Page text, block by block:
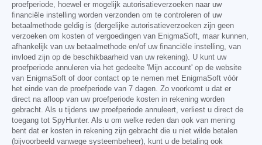
proefperiode, hoewel er mogelijk autorisatieverzoeken naar uw
financiële instelling worden verzonden om te controleren of uw
betaalmethode geldig is (dergelijke autorisatieverzoeken zijn geen
verzoeken om kosten of vergoedingen van EnigmaSoft, maar kunnen,
afhankelijk van uw betaalmethode en/of uw financiële instelling, van
invloed zijn op de beschikbaarheid van uw rekening). U kunt uw
proefperiode annuleren via het gedeelte 'Mijn account' op de website
van EnigmaSoft of door contact op te nemen met EnigmaSoft vóór
het einde van de proefperiode van 7 dagen. Zo voorkomt u dat er
direct na afloop van uw proefperiode kosten in rekening worden
gebracht. Als u tijdens uw proefperiode annuleert, verliest u direct de
toegang tot SpyHunter. Als u om welke reden dan ook van mening
bent dat er kosten in rekening zijn gebracht die u niet wilde betalen
(bijvoorbeeld vanwege systeembeheer), kunt u de betaling ook